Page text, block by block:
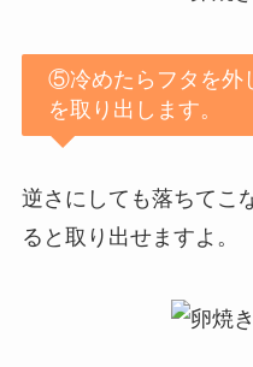
⑤冷めたらフタを外
を取り出します。
逆さにしても落ちてこ
ると取り出せますよ。